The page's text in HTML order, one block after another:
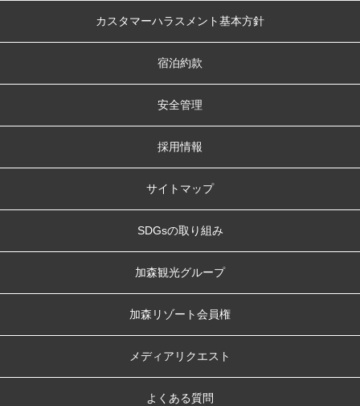
カスタマーハラスメント基本方針
宿泊約款
安全管理
採用情報
サイトマップ
SDGsの取り組み
加森観光グループ
加森リゾート会員権
メディアリクエスト
よくある質問